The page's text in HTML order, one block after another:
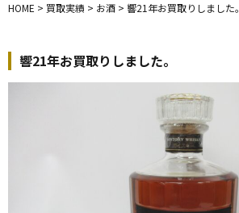
HOME > 買取実績 > お酒 > 響21年お買取りしました。
響21年お買取りしました。